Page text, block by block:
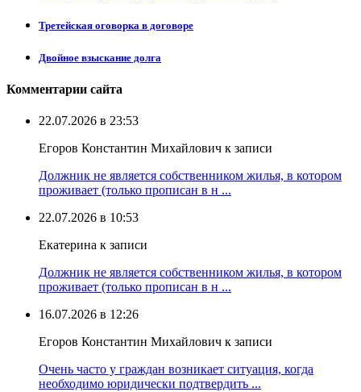
Третейская оговорка в договоре
Двойное взыскание долга
Комментарии сайта
22.07.2026 в 23:53
Егоров Константин Михайлович к записи
Должник не является собственником жилья, в котором
проживает (только прописан в н ...
22.07.2026 в 10:53
Екатерина к записи
Должник не является собственником жилья, в котором
проживает (только прописан в н ...
16.07.2026 в 12:26
Егоров Константин Михайлович к записи
Очень часто у граждан возникает ситуация, когда
необходимо юридически подтвердить ...